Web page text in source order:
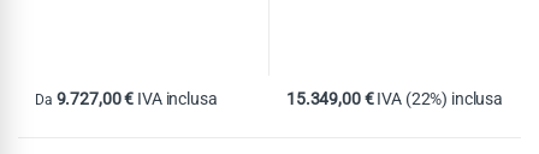
Da 9.727,00€ IVA inclusa
Questo prodotto ha più varianti. Le opzioni possono essere scelte
15.349,00€ IVA (22%) inclusa